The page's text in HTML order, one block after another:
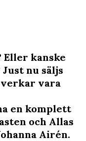
Eller kanske
nu säljs
vara
en komplett
och Allas
Airén.